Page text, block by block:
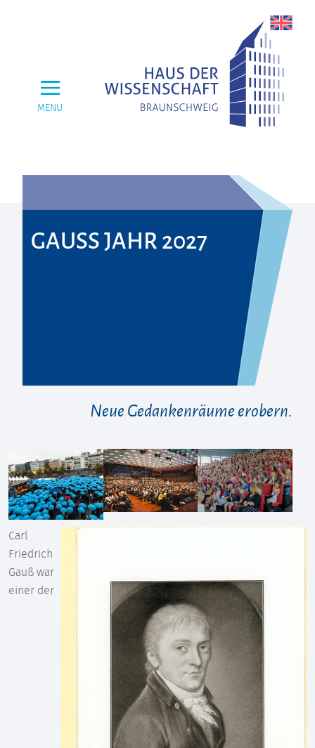
MENU
GAUSS JAHR 2027
Neue Gedankenräume erobern.
Carl
Friedrich
Gauß war
einer der